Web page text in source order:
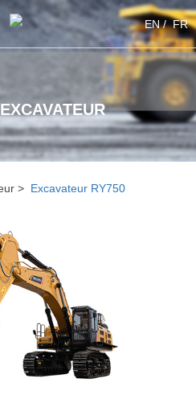
EN FR
Excavateur RY750